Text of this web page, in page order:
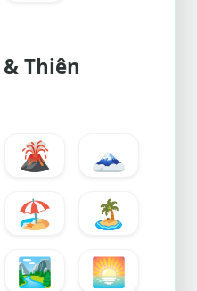
Thiên
🌋
🗻
🏖️
🏝️
🏞️
🌅